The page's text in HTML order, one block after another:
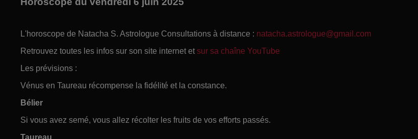
L'horoscope de Natacha S. Astrologue Consultations à distance : natacha.astrologue@gmail.com
Retrouvez toutes les infos sur son site internet et sur sa chaîne YouTube
Les prévisions :
Vénus en Taureau récompense la fidélité et la constance.
Bélier
Si vous avez semé, vous allez récolter les fruits de vos efforts passés.
Taureau